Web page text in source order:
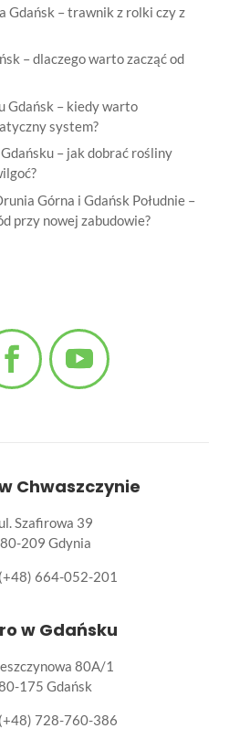
Gdańsk – trawnik z rolki czy z
– dlaczego warto zacząć od
Gdańsk – kiedy warto
system?
– jak dobrać rośliny
Górna i Gdańsk Południe –
przy nowej zabudowie?
Chwaszczynie
ul. Szafirowa 39
80-209 Gdynia
664-052-201
w Gdańsku
80A/1
175 Gdańsk
(+48) 728-760-386